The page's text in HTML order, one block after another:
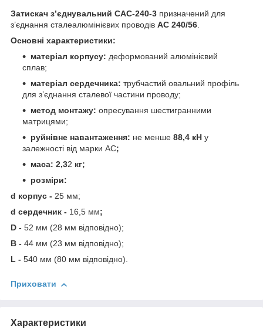
Затискач з’єднувальний САС-240-3 призначений для
з’єднання сталеалюмінієвих проводів АС 240/56.
Основні характеристики:
матеріал корпусу: деформований алюмінієвий
сплав;
матеріал сердечника: трубчастий овальний профіль
для з’єднання сталевої частини проводу;
метод монтажу: опресування шестигранними
матрицями;
руйнівне навантаження: не менше 88,4 кН у
залежності від марки АС;
маса: 2,32 кг;
розміри:
d корпус - 25 мм;
d сердечник - 16,5 мм;
D - 52 мм (28 мм відповідно);
B - 44 мм (23 мм відповідно);
L - 540 мм (80 мм відповідно).
Приховати
Характеристики